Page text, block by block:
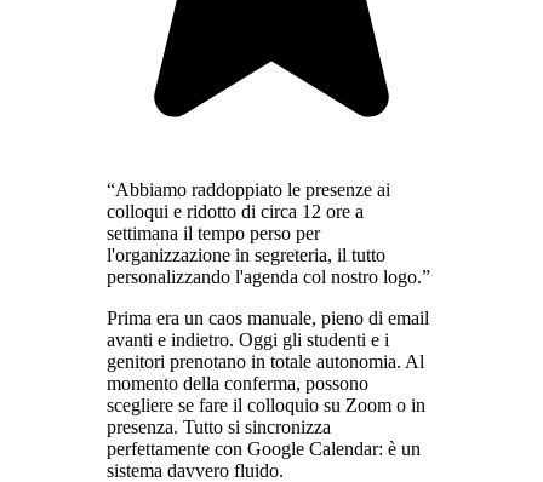
“Abbiamo raddoppiato le presenze ai
colloqui e ridotto di circa 12 ore a
settimana il tempo perso per
l'organizzazione in segreteria, il tutto
personalizzando l'agenda col nostro logo.”
Prima era un caos manuale, pieno di email
avanti e indietro. Oggi gli studenti e i
genitori prenotano in totale autonomia. Al
momento della conferma, possono
scegliere se fare il colloquio su Zoom o in
presenza. Tutto si sincronizza
perfettamente con Google Calendar: è un
sistema davvero fluido.